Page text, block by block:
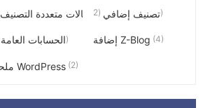
مقالات متعددة التصنيف (2) تصنيف إضافي(2)
الحسابات العامة(3) إضافة Z-Blog (4)
ملحق WordPress (2)